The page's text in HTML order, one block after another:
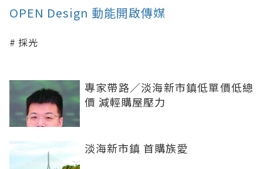
OPEN Design 動能開啟傳媒
採光
專家帶路／淡海新市鎮低單價低總
價 減輕購屋壓力
淡海新市鎮 首購族愛